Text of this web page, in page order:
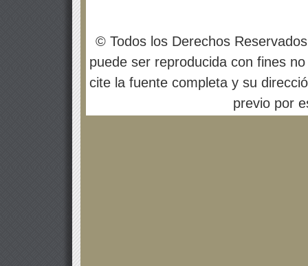
© Todos los Derechos
puede ser reproducida con fines
cite la fuente completa y su
previo por